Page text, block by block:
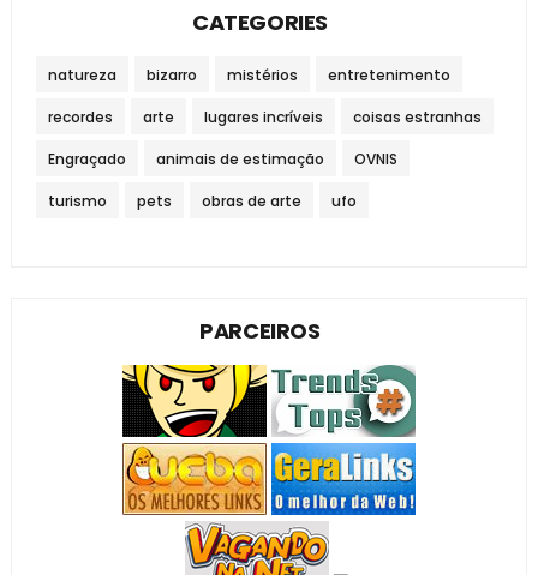
CATEGORIES
natureza bizarro mistérios entretenimento
recordes arte lugares incríveis coisas estranhas
Engraçado animais de estimação OVNIS
turismo pets obras de arte ufo
PARCEIROS